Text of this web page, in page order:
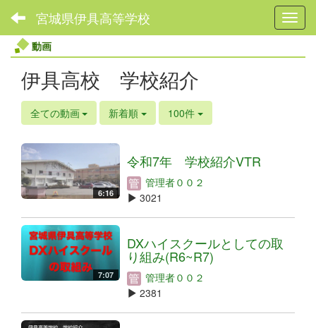
宮城県伊具高等学校
動画
伊具高校 学校紹介
全ての動画 新着順 100件
6:16
令和7年 学校紹介VTR
管理者００２
3021
7:07
DXハイスクールとしての取
り組み(R6~R7)
管理者００２
2381